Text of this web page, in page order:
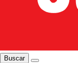
Buscar